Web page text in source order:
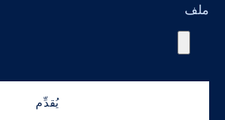
ملف
يُقدِّم